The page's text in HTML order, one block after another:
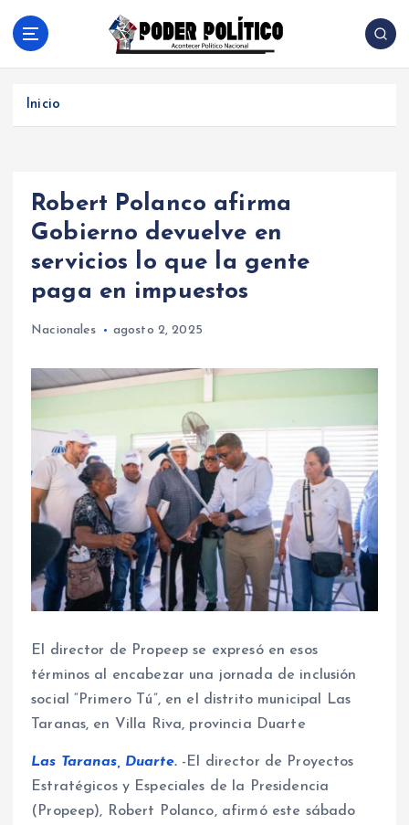
Acontecer Politico Nacional
Inicio
Robert Polanco afirma
Gobierno devuelve en
servicios lo que la gente
paga en impuestos
Nacionales agosto 2, 2025
El director de Propeep se expresó en esos
términos al encabezar una jornada de inclusión
social “Primero Tú”, en el distrito municipal Las
Taranas, en Villa Riva, provincia Duarte
Las Taranas, Duarte. -El director de Proyectos
Estratégicos y Especiales de la Presidencia
(Propeep), Robert Polanco, afirmó este sábado